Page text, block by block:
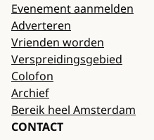
Evenement aanmelden
Adverteren
Vrienden worden
Verspreidingsgebied
Colofon
Archief
Bereik heel Amsterdam
CONTACT